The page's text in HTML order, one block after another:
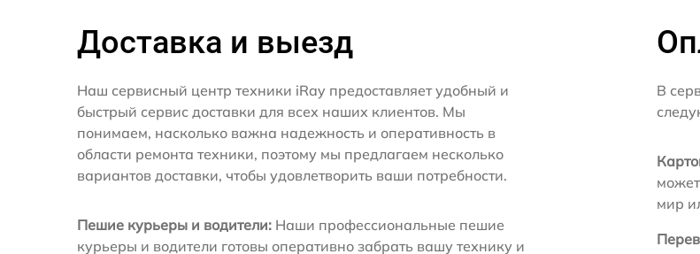
Доставка и выезд
Наш сервисный центр техники iRay предоставляет удобный и
быстрый сервис доставки для всех наших клиентов. Мы
понимаем, насколько важна надежность и оперативность в
области ремонта техники, поэтому мы предлагаем несколько
вариантов доставки, чтобы удовлетворить ваши потребности.
Пешие курьеры и водители: Наши профессиональные пешие
курьеры и водители готовы оперативно забрать вашу технику и
В
мир